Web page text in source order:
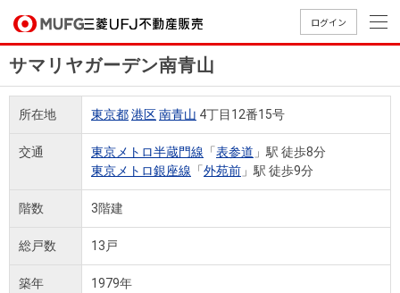
ログイン
買いたいTOP
売りたいTOP
店舗案内TOP
会社情報TOP
採用情報TOP
買いたい
売りたい
採用情報
サマリヤガーデン南青山
所在地 東京都港区南青山 4丁目12番15号
交通 東京メトロ半蔵門線 「表参道 」駅 徒歩8分
東京メトロ銀座線 「外苑前 」駅 徒歩9分
階数 3階建
総戸数 13戸
築年 1979年